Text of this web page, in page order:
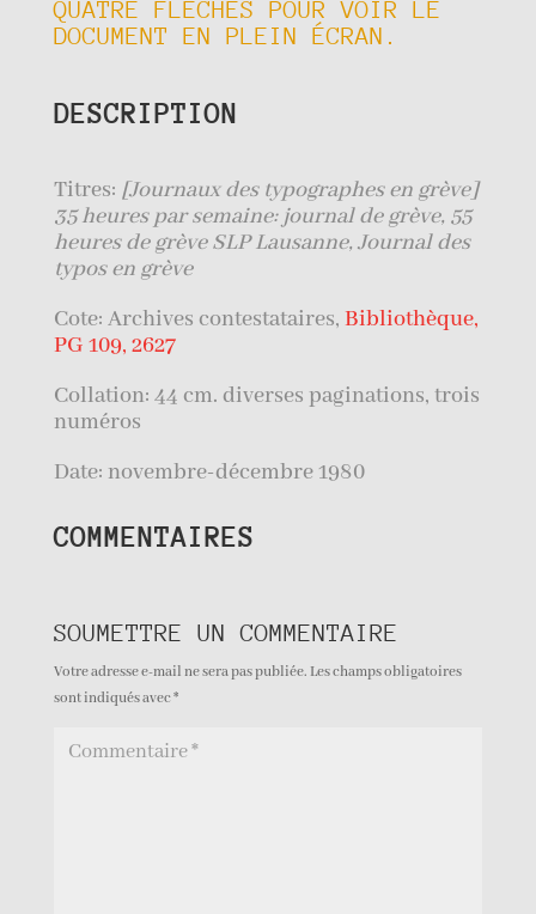
QUATRE FLÈCHES POUR VOIR LE
DOCUMENT EN PLEIN ÉCRAN.
DESCRIPTION
Titres: [Journaux des typographes en grève]
35 heures par semaine: journal de grève, 55
heures de grève SLP Lausanne, Journal des
typos en grève
Cote: Archives contestataires, Bibliothèque,
PG 109, 2627
Collation: 44 cm. diverses paginations, trois
numéros
Date: novembre-décembre 1980
COMMENTAIRES
SOUMETTRE UN COMMENTAIRE
Votre adresse e-mail ne sera pas publiée. Les champs obligatoires
sont indiqués avec*